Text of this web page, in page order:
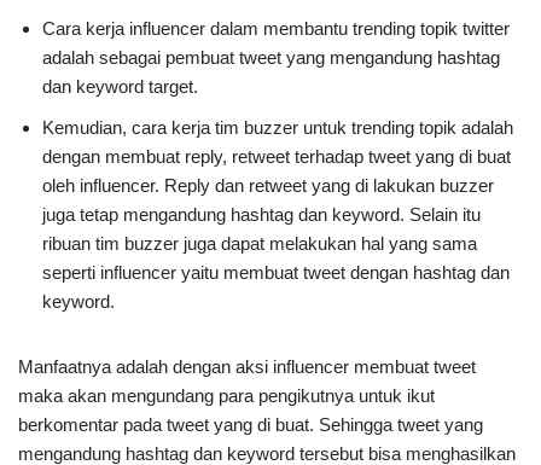
Cara kerja influencer dalam membantu trending topik twitter
adalah sebagai pembuat tweet yang mengandung hashtag
dan keyword target.
Kemudian, cara kerja tim buzzer untuk trending topik adalah
dengan membuat reply, retweet terhadap tweet yang di buat
oleh influencer. Reply dan retweet yang di lakukan buzzer
juga tetap mengandung hashtag dan keyword. Selain itu
ribuan tim buzzer juga dapat melakukan hal yang sama
seperti influencer yaitu membuat tweet dengan hashtag dan
keyword.
Manfaatnya adalah dengan aksi influencer membuat tweet
maka akan mengundang para pengikutnya untuk ikut
berkomentar pada tweet yang di buat. Sehingga tweet yang
mengandung hashtag dan keyword tersebut bisa menghasilkan